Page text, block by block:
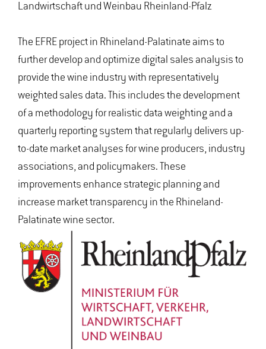
Landwirtschaft und Weinbau Rheinland-Pfalz
The EFRE project in Rhineland-Palatinate aims to
further develop and optimize digital sales analysis to
provide the wine industry with representatively
weighted sales data. This includes the development
of a methodology for realistic data weighting and a
quarterly reporting system that regularly delivers up-
to-date market analyses for wine producers, industry
associations, and policymakers. These
improvements enhance strategic planning and
increase market transparency in the Rhineland-
Palatinate wine sector.